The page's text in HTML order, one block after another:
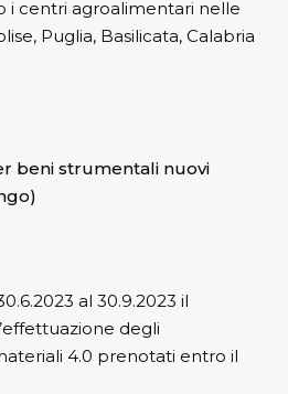
i centri agroalimentari nelle
Puglia, Basilicata, Calabria
beni strumentali nuovi
al 30.9.2023 il
degli
4.0 prenotati entro il